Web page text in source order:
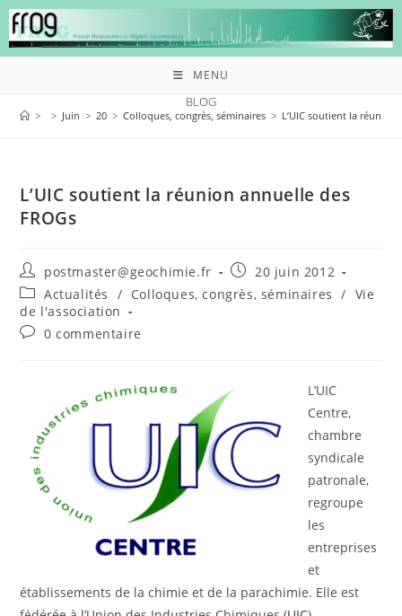
MENU
BLOG
> > Juin > 20 > Colloques, congrès, séminaires > L’UIC soutient la réunion
L’UIC soutient la réunion annuelle des
FROGs
postmaster@geochimie.fr
20 juin 2012
Actualités
/ Colloques, congrès, séminaires / Vie
de l'association
0 commentaire
L’UIC
Centre,
chambre
syndicale
patronale,
regroupe
les
entreprises
et
établissements de la chimie et de la parachimie. Elle est